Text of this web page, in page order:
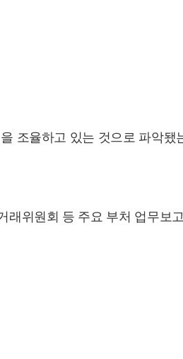
조율하고 있는 것으로 파악됐
위원회 등 주요 부처 업무보